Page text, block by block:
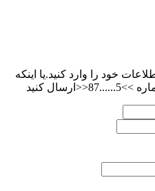
خود را وارد کنید.یا اینکه
کنید